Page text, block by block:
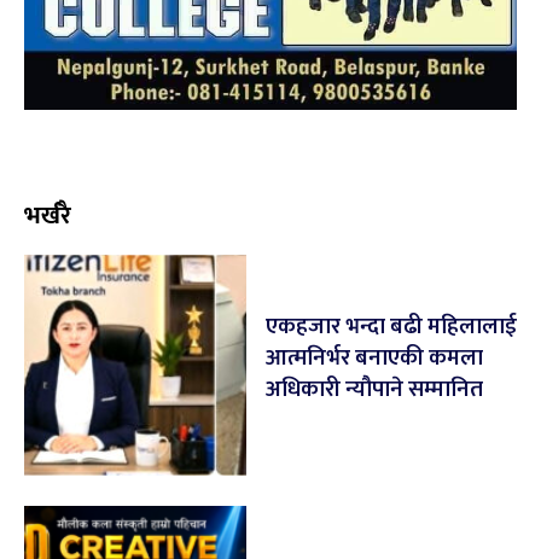
भर्खरै
एकहजार भन्दा बढी महिलालाई
आत्मनिर्भर बनाएकी कमला
अधिकारी न्यौपाने सम्मानित